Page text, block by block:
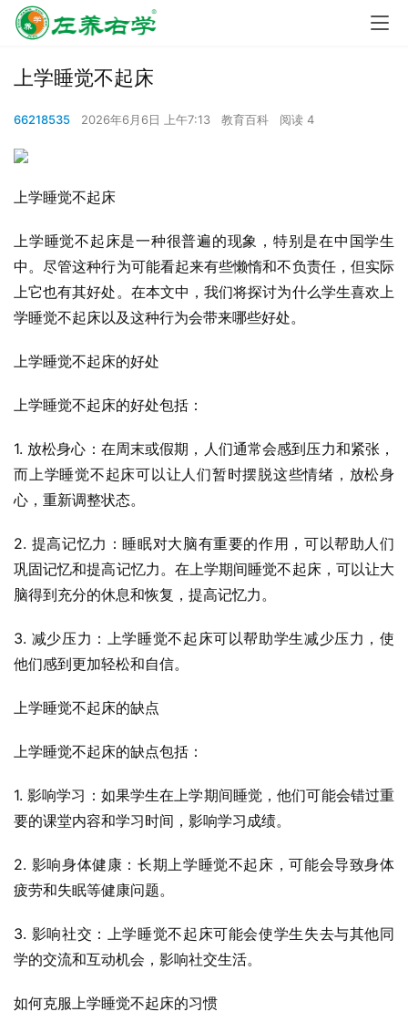
上学睡觉不起床
66218535 2026年6月6日 上午7:13 教育百科 阅读 4
上学睡觉不起床
上学睡觉不起床是一种很普遍的现象，特别是在中国学生
中。尽管这种行为可能看起来有些懒惰和不负责任，但实际
上它也有其好处。在本文中，我们将探讨为什么学生喜欢上
学睡觉不起床以及这种行为会带来哪些好处。
上学睡觉不起床的好处
上学睡觉不起床的好处包括：
1. 放松身心：在周末或假期，人们通常会感到压力和紧张，
而上学睡觉不起床可以让人们暂时摆脱这些情绪，放松身
心，重新调整状态。
2. 提高记忆力：睡眠对大脑有重要的作用，可以帮助人们
巩固记忆和提高记忆力。在上学期间睡觉不起床，可以让大
脑得到充分的休息和恢复，提高记忆力。
3. 减少压力：上学睡觉不起床可以帮助学生减少压力，使
他们感到更加轻松和自信。
上学睡觉不起床的缺点
上学睡觉不起床的缺点包括：
1. 影响学习：如果学生在上学期间睡觉，他们可能会错过重
要的课堂内容和学习时间，影响学习成绩。
2. 影响身体健康：长期上学睡觉不起床，可能会导致身体
疲劳和失眠等健康问题。
3. 影响社交：上学睡觉不起床可能会使学生失去与其他同
学的交流和互动机会，影响社交生活。
如何克服上学睡觉不起床的习惯